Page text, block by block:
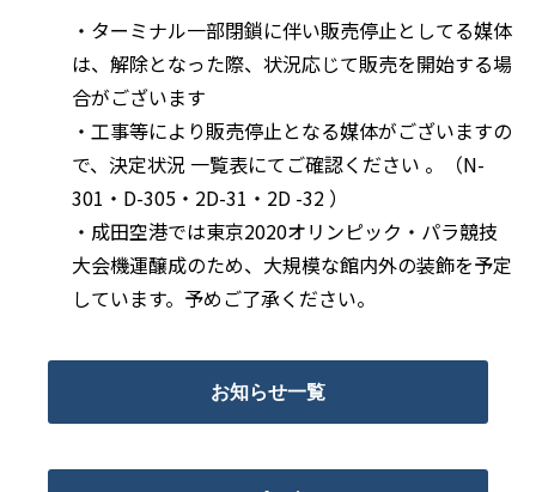
・ターミナル一部閉鎖に伴い販売停止としてる媒体
は、解除となった際、状況応じて販売を開始する場
合がございます
・工事等により販売停止となる媒体がございますの
で、決定状況 一覧表にてご確認ください 。（N-
301・D-305・2D-31・2D -32 ）
・成田空港では東京2020オリンピック・パラ競技
大会機運醸成のため、大規模な館内外の装飾を予定
しています。予めご了承ください。
お知らせ一覧